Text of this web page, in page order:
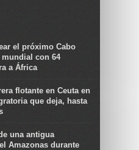
el próximo Cabo
mundial con 64
a África
flotante en Ceuta en
que deja, hasta
una antigua
Amazonas durante